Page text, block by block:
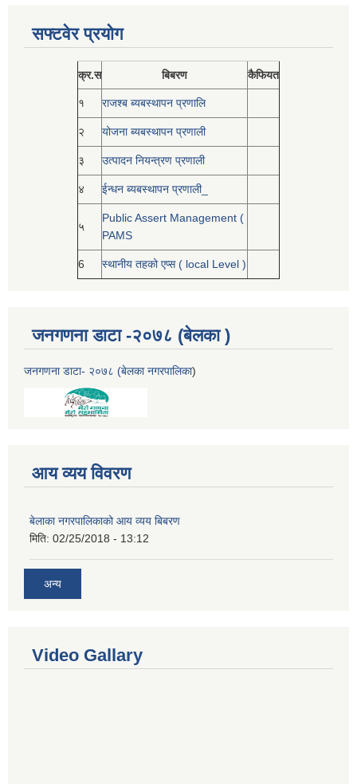
सफ्टवेर प्रयोग
क्र.स बिबरण कैफियत
१ राजश्ब ब्यबस्थापन प्रणालि
२ योजना ब्यबस्थापन प्रणाली
३ उत्पादन नियन्त्रण प्रणाली
४ ईन्धन ब्यबस्थापन प्रणाली_
५
Public Assert Management (
PAMS
6 स्थानीय तहको एप्स ( local Level )
जनगणना डाटा -२०७८ (बेलका )
जनगणना डाटा- २०७८ (बेलका नगरपालिका)
आय व्यय विवरण
बेलाका नगरपालिकाको आय व्यय बिबरण
मिति: 02/25/2018 - 13:12
अन्य
Video Gallary